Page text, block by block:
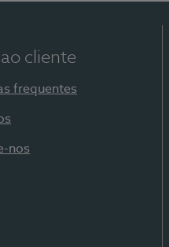
cliente
frequentes
nos